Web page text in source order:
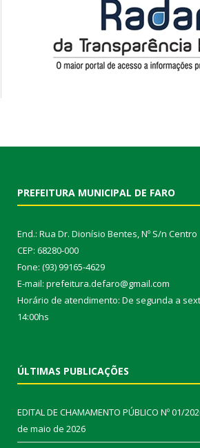
PREFEITURA MUNICIPAL DE FARO
End.: Rua Dr. Dionísio Bentes, Nº S/n Centro
CEP: 68280-000
Fone: (93) 99165-4629
E-mail: prefeitura.defaro@gmail.com
Horário de atendimento: De segunda a
14:00hs
ÚLTIMAS PUBLICAÇÕES
EDITAL DE CHAMAMENTO PÚBLICO Nº 01/
de maio de 2026